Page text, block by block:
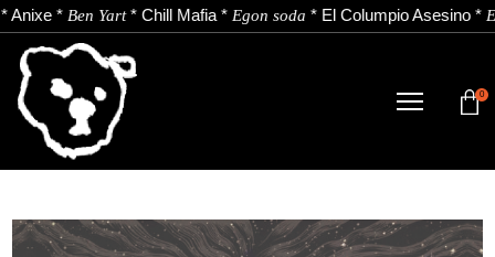
Anixe*Ben Yart*Chill Mafia*Egon soda*El Columpio Asesino*
TIENDA
ARTISTAS
0